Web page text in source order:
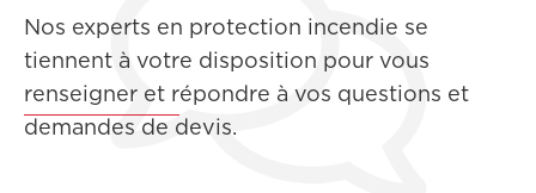
Nos experts en protection incendie se
tiennent à votre disposition pour vous
renseigner et répondre à vos questions et
demandes de devis.